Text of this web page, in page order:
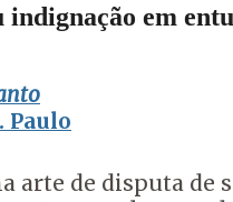
em
Paulo
arte de disputa de